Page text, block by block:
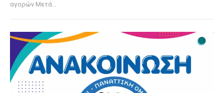
αγορών Μετά...